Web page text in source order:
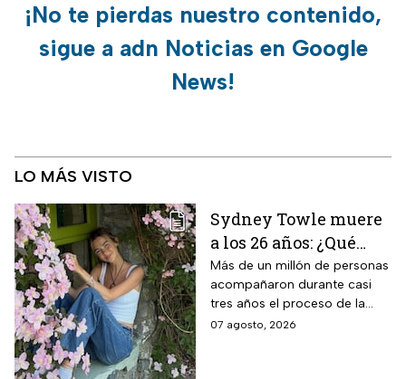
¡No te pierdas nuestro contenido,
sigue a adn Noticias en Google
News!
LO MÁS VISTO
Sydney Towle muere
a los 26 años: ¿Qué
cáncer padecía la
estrella de TikTok?
Más de un millón de personas
acompañaron durante casi
tres años el proceso de la
creadora: tratamientos,
07 agosto, 2026